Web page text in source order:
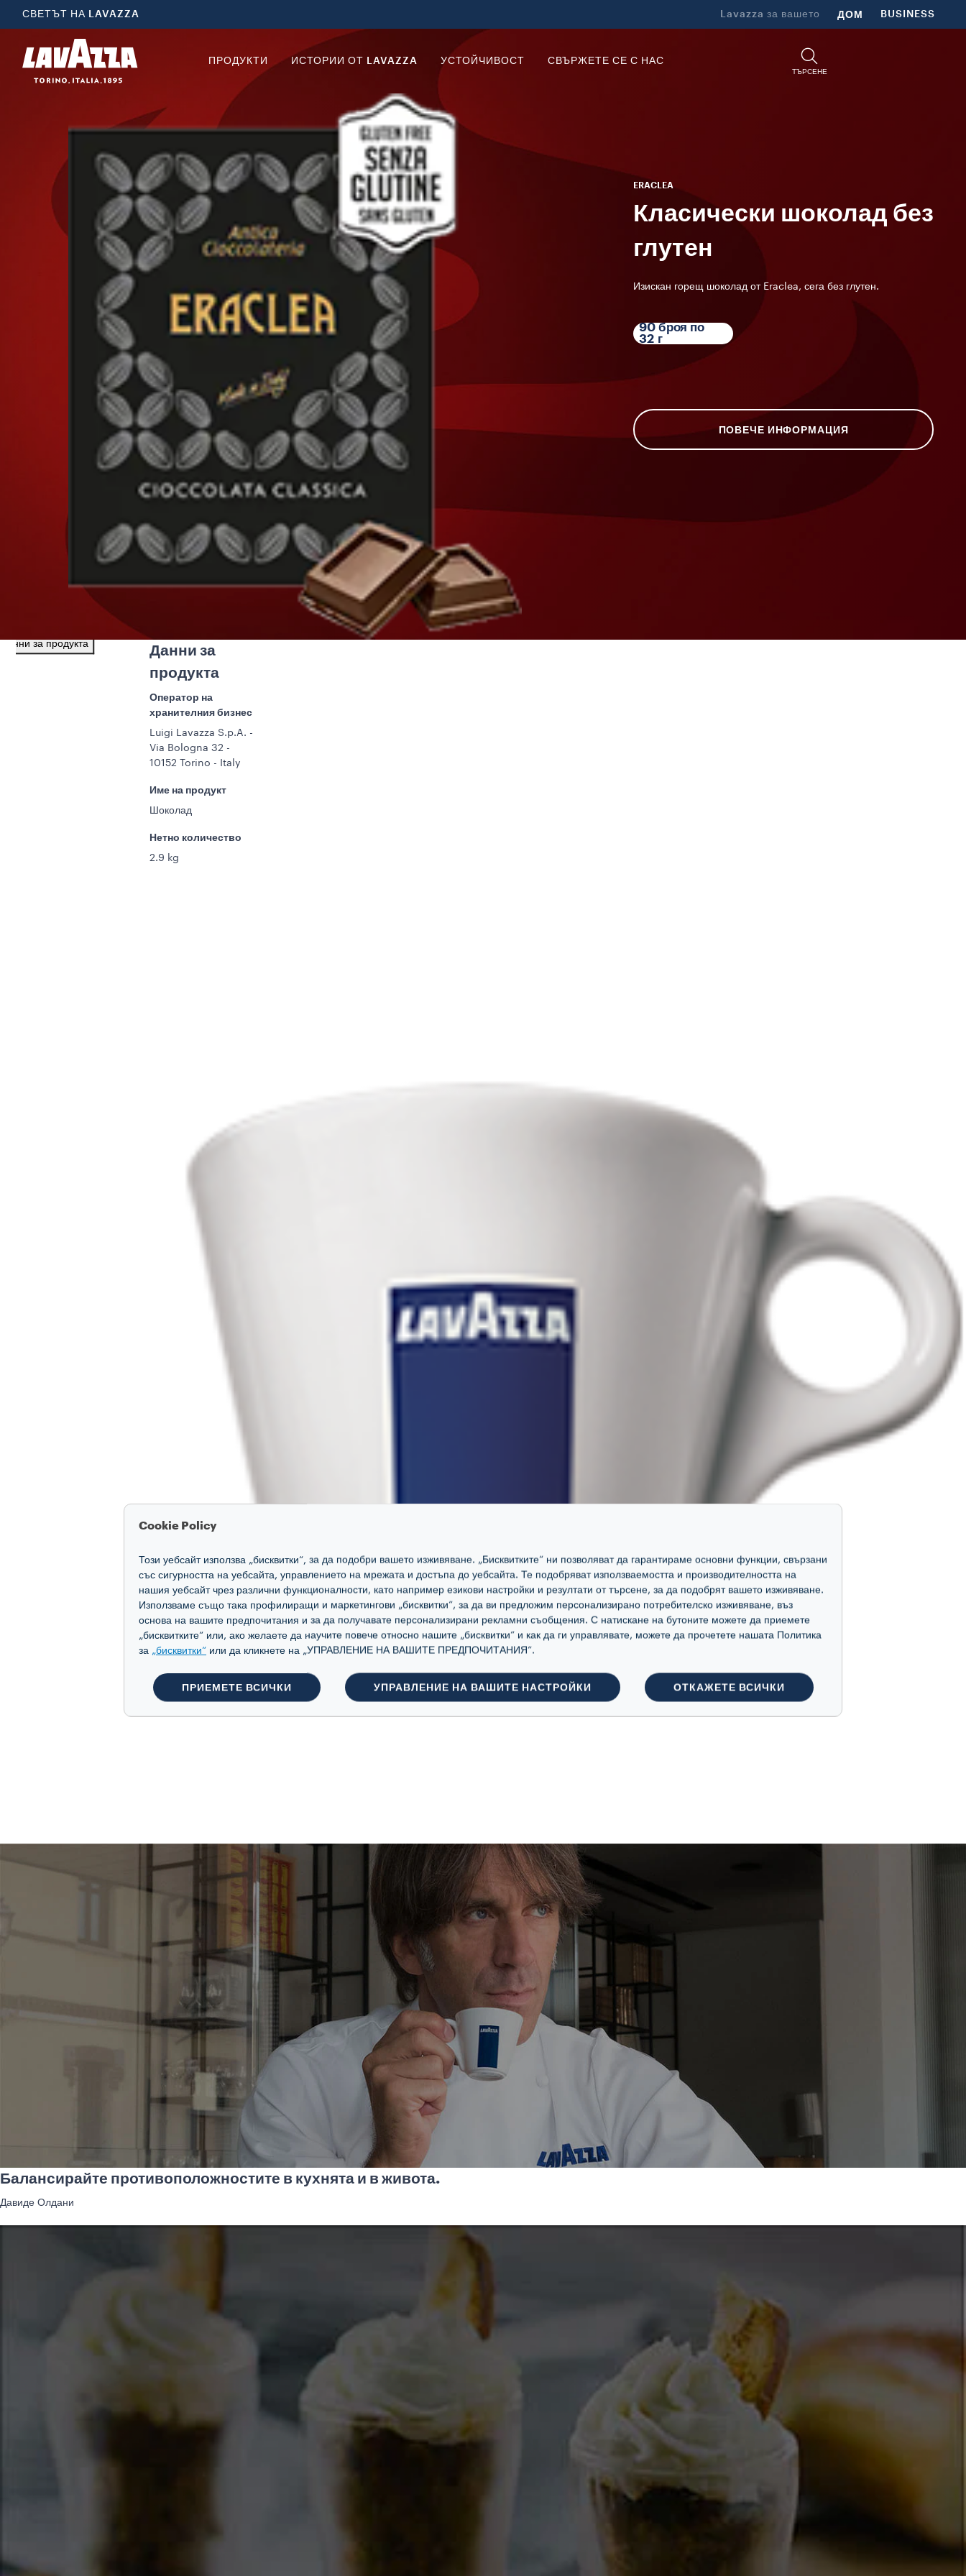
СВЕТЪТ НА LAVAZZA Lavazza за вашето ДОМ BUSINESS
ПРОДУКТИ ИСТОРИИ ОТ LAVAZZA УСТОЙЧИВОСТ СВЪРЖЕТЕ СЕ С НАС
ТЪРСЕНЕ
ERACLEA
Класически шоколад без
глутен
Изискан горещ шоколад от Eraclea, сега без глутен.
90 броя по
32 г
ПОВЕЧЕ ИНФОРМАЦИЯ
Данни за продукта
Данни за
продукта
Оператор на
хранителния бизнес
Luigi Lavazza S.p.A. -
Via Bologna 32 -
10152 Torino - Italy
Име на продукт
Шоколад
Нетно количество
2.9 kg
Балансирайте противоположностите в кухнята и в живота.
Давиде Олдани
Cookie Policy
Този уебсайт използва „бисквитки“, за да подобри вашето изживяване. „Бисквитките“ ни позволяват да гарантираме основни функции, свързани
със сигурността на уебсайта, управлението на мрежата и достъпа до уебсайта. Те подобряват използваемостта и производителността на
нашия уебсайт чрез различни функционалности, като например езикови настройки и резултати от търсене, за да подобрят вашето изживяване.
Използваме също така профилиращи и маркетингови „бисквитки“, за да ви предложим персонализирано потребителско изживяване, въз
основа на вашите предпочитания и за да получавате персонализирани рекламни съобщения. С натискане на бутоните можете да приемете
„бисквитките“ или, ако желаете да научите повече относно нашите „бисквитки“ и как да ги управлявате, можете да прочетете нашата Политика
за „бисквитки“ или да кликнете на „УПРАВЛЕНИЕ НА ВАШИТЕ ПРЕДПОЧИТАНИЯ“.
ПРИЕМЕТЕ ВСИЧКИ УПРАВЛЕНИЕ НА ВАШИТЕ НАСТРОЙКИ ОТКАЖЕТЕ ВСИЧКИ